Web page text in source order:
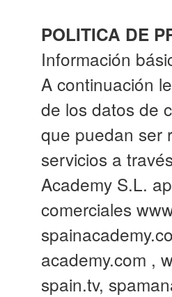
POLITICA DE
Información
A continuación
de los datos de
que puedan ser
servicios a
Academy S.L.
comerciales
academy.com ,
spain.tv,